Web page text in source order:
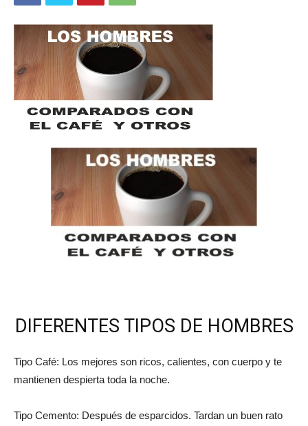
Botero
DIFERENTES TIPOS DE HOMBRES
Tipo Café: Los mejores son ricos, calientes, con cuerpo y te
mantienen despierta toda la noche.
Tipo Cemento: Después de esparcidos. Tardan un buen rato